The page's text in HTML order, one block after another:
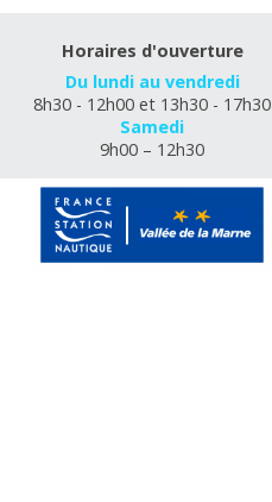
Horaires d'ouverture
Du lundi au vendredi
8h30 - 12h00 et 13h30 - 17h30
Samedi
9h00 – 12h30